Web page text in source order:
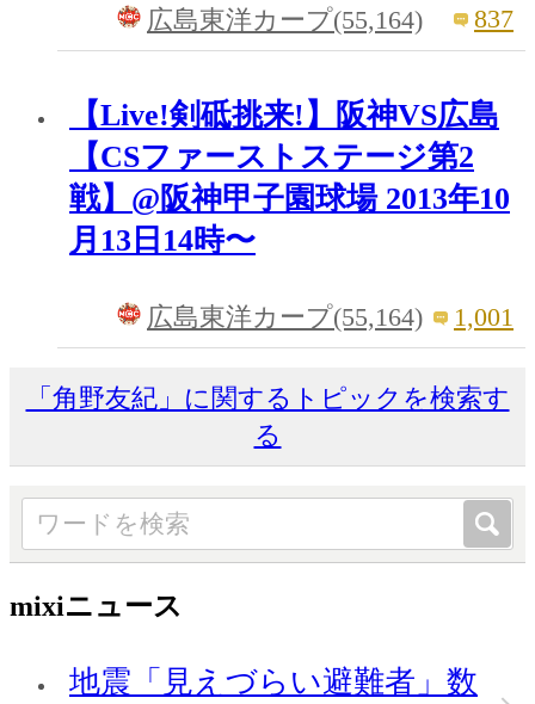
広島東洋カープ(55,164) 837
【Live!剣砥挑来!】阪神VS広島
【CSファーストステージ第2
戦】@阪神甲子園球場 2013年10
月13日14時〜
広島東洋カープ(55,164) 1,001
「角野友紀」に関するトピックを検索す
る
mixiニュース
地震「見えづらい避難者」数